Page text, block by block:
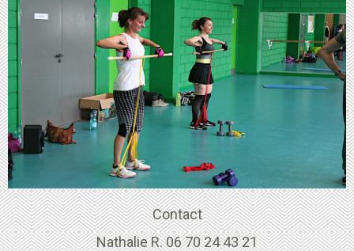
Contact
Nathalie R. 06 70 24 43 21